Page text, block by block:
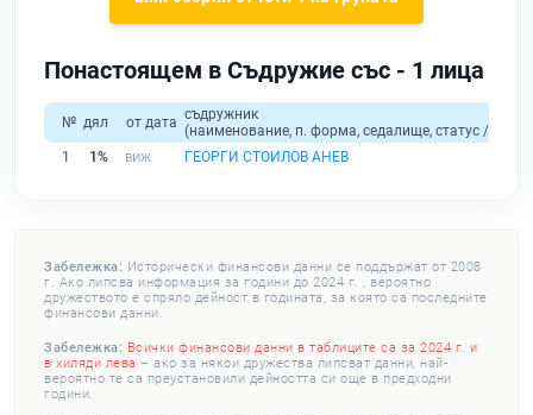
Понастоящем в Съдружие със - 1 лица
№ дял от дата съдружник
(наименование, п. форма, седалище, статус /
1
1% ГЕОРГИ СТОИЛОВ АНЕВ
Забележка: Исторически финансови данни се поддържат от 2008
г. Ако липсва информация за години до 2024 г. , вероятно
дружеството е спряло дейност в годината, за която са последните
финансови данни.
Забележка: Всички финансови данни в таблиците са за 2024 г. и
в хиляди лева – ако за някои дружества липсват данни, най-
вероятно те са преустановили дейността си още в предходни
години.